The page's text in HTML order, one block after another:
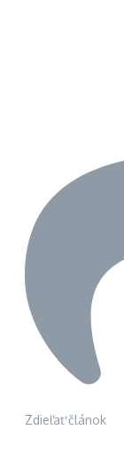
Zdieľať článok